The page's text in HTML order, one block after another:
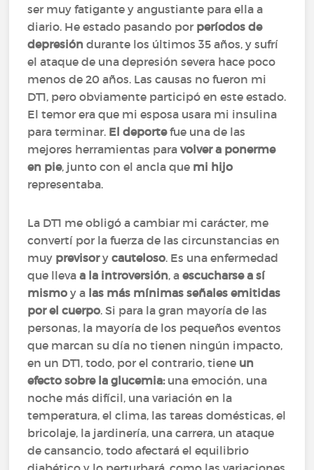
ser muy fatigante y angustiante para ella a
diario. He estado pasando por períodos de
depresión durante los últimos 35 años, y sufrí
el ataque de una depresión severa hace poco
menos de 20 años. Las causas no fueron mi
DT1, pero obviamente participó en este estado.
El temor era que mi esposa usara mi insulina
para terminar. El deportefue una de las
mejores herramientas paravolver a ponerme
en pie, junto con el ancla que mi hijo
representaba.
La DT1 me obligó a cambiar mi carácter, me
convertí por la fuerza de las circunstancias en
muy previsorycauteloso. Es una enfermedad
que llevaa la introversión, aescucharse a sí
mismo y a las más mínimas señales emitidas
por el cuerpo. Si para la gran mayoría de las
personas, la mayoría de los pequeños eventos
que marcan su día no tienen ningún impacto,
en un DT1, todo, por el contrario, tiene un
efecto sobre la glucemia:una emoción, una
noche más difícil, una variación en la
temperatura, el clima, las tareas domésticas, el
bricolaje, la jardinería, una carrera, un ataque
de cansancio, todo afectará el equilibrio